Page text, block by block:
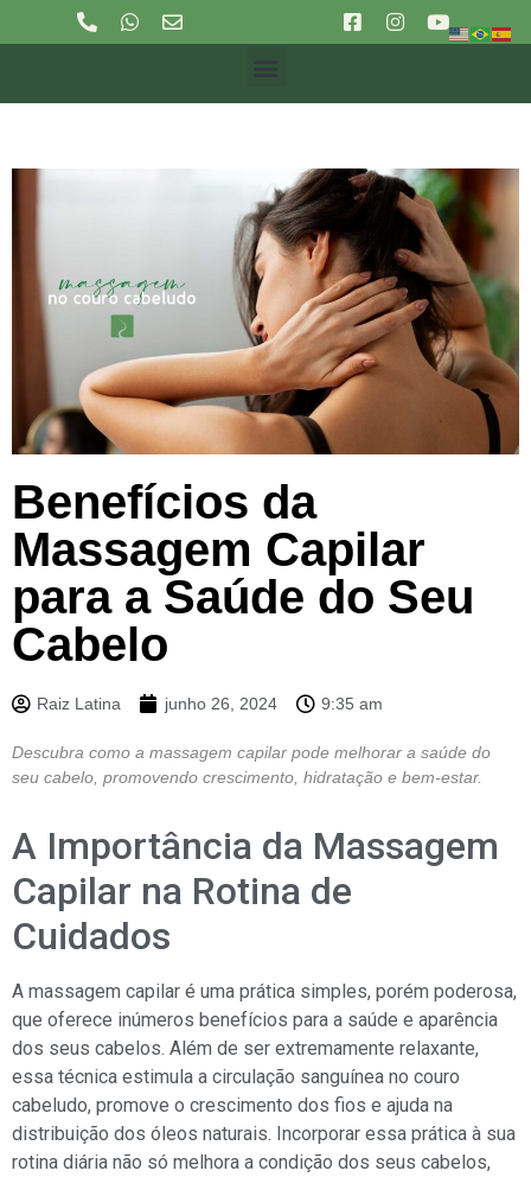
Benefícios da
Massagem Capilar
para a Saúde do Seu
Cabelo
Raiz Latina junho 26, 2024 9:35 am
Descubra como a massagem capilar pode melhorar a saúde do
seu cabelo, promovendo crescimento, hidratação e bem-estar.
A Importância da Massagem
Capilar na Rotina de
Cuidados
A massagem capilar é uma prática simples, porém poderosa,
que oferece inúmeros benefícios para a saúde e aparência
dos seus cabelos. Além de ser extremamente relaxante,
essa técnica estimula a circulação sanguínea no couro
cabeludo, promove o crescimento dos fios e ajuda na
distribuição dos óleos naturais. Incorporar essa prática à sua
rotina diária não só melhora a condição dos seus cabelos,